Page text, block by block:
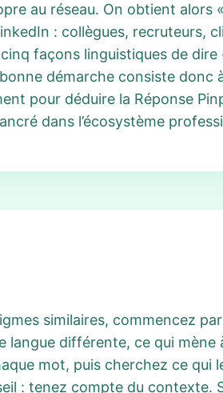
au réseau. On obtient
: collègues,
façons linguistiques de
démarche consiste
pour déduire la Réponse
dans l’écosystème
similaires, commencez
langue différente, ce qui
mot, puis cherchez ce qui
: tenez compte du